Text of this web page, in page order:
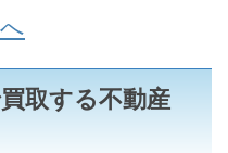
取する不動産